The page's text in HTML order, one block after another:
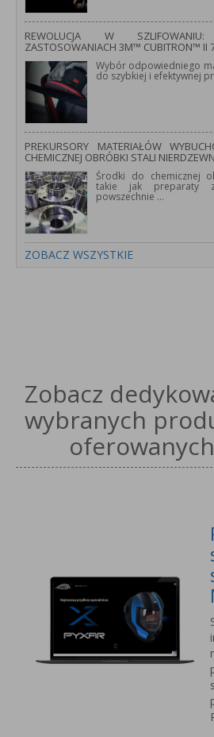
REWOLUCJA W
ZASTOSOWANIACH 3M™ CUBITRON™ II
Wybór odpowiedniego
do szybkiej i efektywnej
PREKURSORY MATERIAŁÓW
CHEMICZNEJ OBRÓBKI STALI
Środki do chemicznej
takie jak preparaty
powszechnie...
ZOBACZ WSZYSTKIE
Zobacz
wybranych